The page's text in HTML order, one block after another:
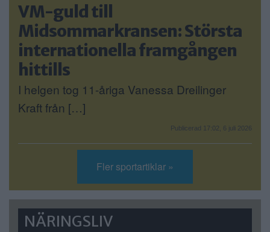
VM-guld till
Midsommarkransen: Största
internationella framgången
hittills
I helgen tog 11-åriga Vanessa Dreilinger
Kraft från […]
Publicerad 17:02, 6 juli 2026
Fler sportartiklar »
NÄRINGSLIV